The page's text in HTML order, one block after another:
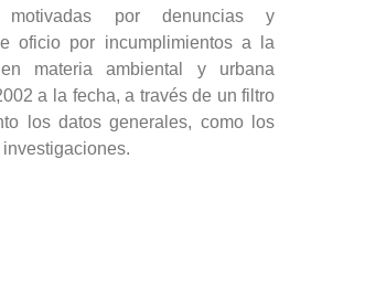
motivadas por denuncias y
oficio por incumplimientos a la
materia ambiental y urbana
a la fecha, a través de un filtro
los datos generales, como los